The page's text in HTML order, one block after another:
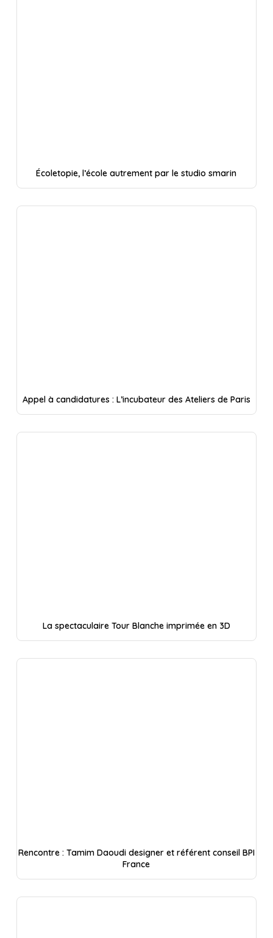
Écoletopie, l’école autrement par le studio smarin
Appel à candidatures : L’incubateur des Ateliers de Paris
La spectaculaire Tour Blanche imprimée en 3D
Rencontre : Tamim Daoudi designer et référent conseil BPI
France